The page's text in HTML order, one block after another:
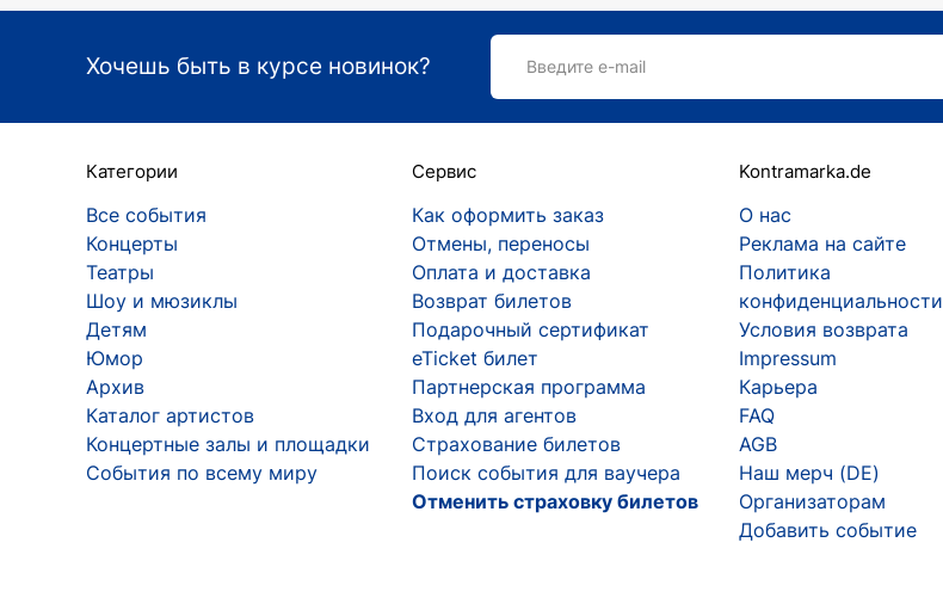
Хочешь быть в курсе новинок? Введите e-mail
Категории
Все события
Концерты
Театры
Шоу и мюзиклы
Детям
Юмор
Архив
Каталог артистов
Концертные залы и площадки
События по всему миру
Сервис
Как оформить заказ
Отмены, переносы
Оплата и доставка
Возврат билетов
Подарочный сертификат
eTicket билет
Партнерская программа
Вход для агентов
Страхование билетов
Поиск события для ваучера
Отменить страховку билетов
Kontramarka.de
О нас
Реклама на сайте
Политика
конфиденциальности
Условия возврата
Impressum
Карьера
FAQ
AGB
Наш мерч (DE)
Организаторам
Добавить событие